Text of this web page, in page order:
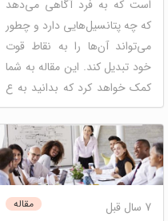
است که به فرد آگاهی می‌دهد
که چه پتانسیل‌هایی دارد و چطور
می‌تواند آن‌ها را به نقاط قوت
خود تبدیل کند. این مقاله به شما
کمک خواهد کرد که بدانید به ع
...
دیسک شخصیت شناسی
توسعه فردی مصاحبه و
مدیریت
مسیر شغلی
مقاله 7 سال قبل